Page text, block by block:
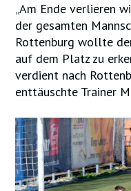
„Am Ende verlieren
der gesamten
Rottenburg wollte
auf dem Platz zu
verdient nach
enttäuschte Trainer